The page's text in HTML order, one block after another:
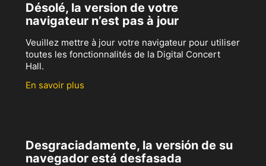
Désolé, la version de votre
navigateur n’est pas à jour
Veuillez mettre à jour votre navigateur pour utiliser
toutes les fonctionnalités de la Digital Concert
Hall.
En savoir plus
Desgraciadamente, la versión de su
navegador está desfasada